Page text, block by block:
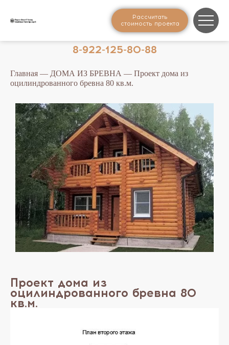
Рассчитать
стоимость проекта
8-922-125-80-88
Главная — ДОМА ИЗ БРЕВНА — Проект дома из
оцилиндрованного бревна 80 кв.м.
Проект дома из
оцилиндрованного бревна 80
кв.м.